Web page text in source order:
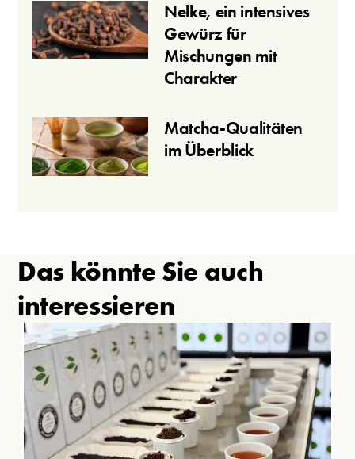
Nelke, ein intensives
Gewürz für
Mischungen mit
Charakter
Matcha-Qualitäten
im Überblick
Das könnte Sie auch
interessieren